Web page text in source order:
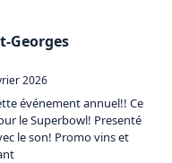
Georges
2026
événement annuel!! Ce
le Superbowl! Presenté
le son! Promo vins et